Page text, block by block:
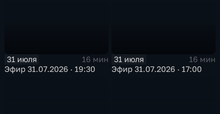
31 июля
16 мин
Эфир 31.07.2026 · 19:30
31 июля
16 мин
Эфир 31.07.2026 · 17:00